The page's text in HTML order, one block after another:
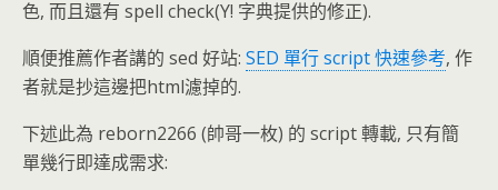
色, 而且還有 spell check(Y! 字典提供的修正).
順便推薦作者講的 sed 好站: SED 單行 script 快速參考, 作
者就是抄這邊把html濾掉的.
下述此為 reborn2266 (帥哥一枚) 的 script 轉載, 只有簡
單幾行即達成需求: